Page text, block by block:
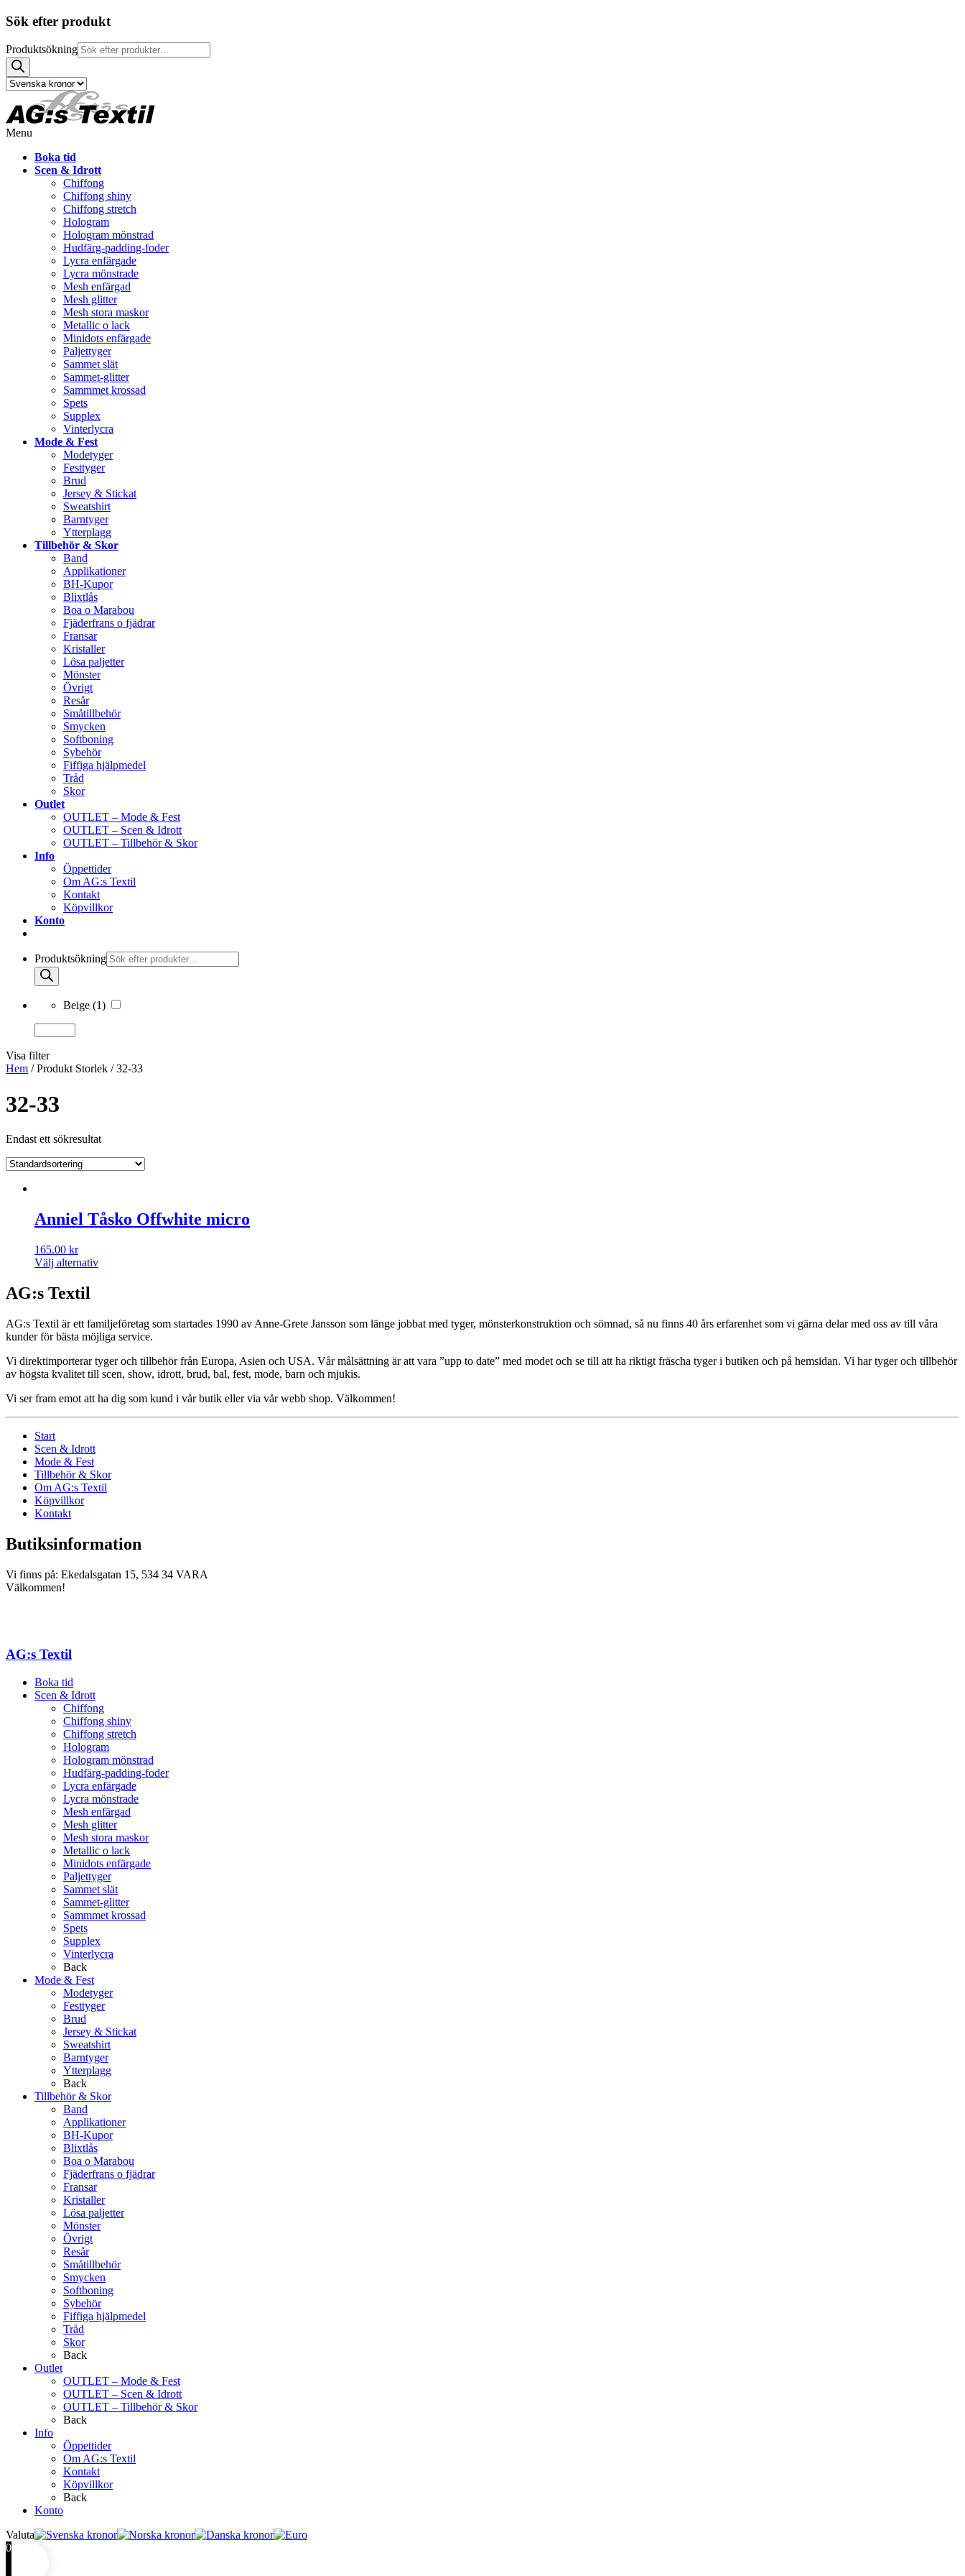
Sök efter produkt
Produktsökning
Menu
Boka tid
Scen & Idrott
Chiffong
Chiffong shiny
Chiffong stretch
Hologram
Hologram mönstrad
Hudfärg-padding-foder
Lycra enfärgade
Lycra mönstrade
Mesh enfärgad
Mesh glitter
Mesh stora maskor
Metallic o lack
Minidots enfärgade
Paljettyger
Sammet slät
Sammet-glitter
Sammmet krossad
Spets
Supplex
Vinterlycra
Mode & Fest
Modetyger
Festtyger
Brud
Jersey & Stickat
Sweatshirt
Barntyger
Ytterplagg
Tillbehör & Skor
Band
Applikationer
BH-Kupor
Blixtlås
Boa o Marabou
Fjäderfrans o fjädrar
Fransar
Kristaller
Lösa paljetter
Mönster
Övrigt
Resår
Småtillbehör
Smycken
Softboning
Sybehör
Fiffiga hjälpmedel
Tråd
Skor
Outlet
OUTLET – Mode & Fest
OUTLET – Scen & Idrott
OUTLET – Tillbehör & Skor
Info
Öppettider
Om AG:s Textil
Kontakt
Köpvillkor
Konto
Produktsökning
Beige (1)
Visa filter
Hem / Produkt Storlek / 32-33
32-33
Endast ett sökresultat
Anniel Tåsko Offwhite micro
165.00 kr
Välj alternativ
AG:s Textil
AG:s Textil är ett familjeföretag som startades 1990 av Anne-Grete Jansson som länge jobbat med tyger, mönsterkonstruktion och sömnad, så nu finns 40 års erfarenhet som vi gärna delar med oss av till våra
kunder för bästa möjliga service.
Vi direktimporterar tyger och tillbehör från Europa, Asien och USA. Vår målsättning är att vara ”upp to date” med modet och se till att ha riktigt fräscha tyger i butiken och på hemsidan. Vi har tyger och tillbehör
av högsta kvalitet till scen, show, idrott, brud, bal, fest, mode, barn och mjukis.
Vi ser fram emot att ha dig som kund i vår butik eller via vår webb shop. Välkommen!
Start
Scen & Idrott
Mode & Fest
Tillbehör & Skor
Om AG:s Textil
Köpvillkor
Kontakt
Butiksinformation
Vi finns på: Ekedalsgatan 15, 534 34 VARA
Välkommen!
AG:s Textil
Boka tid
Scen & Idrott
Chiffong
Chiffong shiny
Chiffong stretch
Hologram
Hologram mönstrad
Hudfärg-padding-foder
Lycra enfärgade
Lycra mönstrade
Mesh enfärgad
Mesh glitter
Mesh stora maskor
Metallic o lack
Minidots enfärgade
Paljettyger
Sammet slät
Sammet-glitter
Sammmet krossad
Spets
Supplex
Vinterlycra
Back
Mode & Fest
Modetyger
Festtyger
Brud
Jersey & Stickat
Sweatshirt
Barntyger
Ytterplagg
Back
Tillbehör & Skor
Band
Applikationer
BH-Kupor
Blixtlås
Boa o Marabou
Fjäderfrans o fjädrar
Fransar
Kristaller
Lösa paljetter
Mönster
Övrigt
Resår
Småtillbehör
Smycken
Softboning
Sybehör
Fiffiga hjälpmedel
Tråd
Skor
Back
Outlet
OUTLET – Mode & Fest
OUTLET – Scen & Idrott
OUTLET – Tillbehör & Skor
Back
Info
Öppettider
Om AG:s Textil
Kontakt
Köpvillkor
Back
Konto
Valuta
0